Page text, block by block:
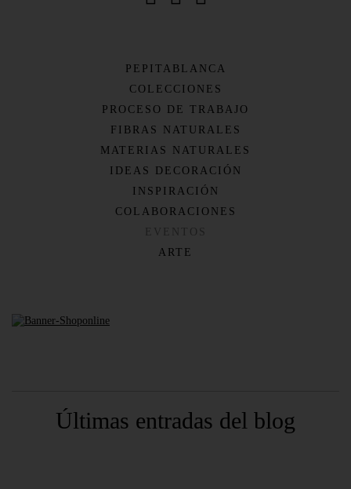
PEPITABLANCA
COLECCIONES
PROCESO DE TRABAJO
FIBRAS NATURALES
MATERIAS NATURALES
IDEAS DECORACIÓN
INSPIRACIÓN
COLABORACIONES
EVENTOS
ARTE
Últimas entradas del blog